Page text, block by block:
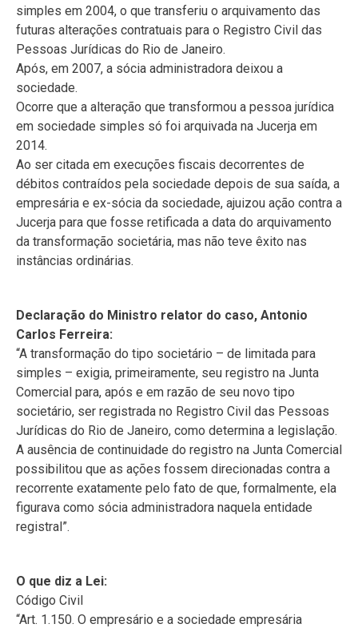
simples em 2004, o que transferiu o arquivamento das
futuras alterações contratuais para o Registro Civil das
Pessoas Jurídicas do Rio de Janeiro.
Após, em 2007, a sócia administradora deixou a
sociedade.
Ocorre que a alteração que transformou a pessoa jurídica
em sociedade simples só foi arquivada na Jucerja em
2014.
Ao ser citada em execuções fiscais decorrentes de
débitos contraídos pela sociedade depois de sua saída, a
empresária e ex-sócia da sociedade, ajuizou ação contra a
Jucerja para que fosse retificada a data do arquivamento
da transformação societária, mas não teve êxito nas
instâncias ordinárias.
Declaração do Ministro relator do caso, Antonio
Carlos Ferreira:
“A transformação do tipo societário – de limitada para
simples – exigia, primeiramente, seu registro na Junta
Comercial para, após e em razão de seu novo tipo
societário, ser registrada no Registro Civil das Pessoas
Jurídicas do Rio de Janeiro, como determina a legislação.
A ausência de continuidade do registro na Junta Comercial
possibilitou que as ações fossem direcionadas contra a
recorrente exatamente pelo fato de que, formalmente, ela
figurava como sócia administradora naquela entidade
registral”.
O que diz a Lei:
Código Civil
“Art. 1.150. O empresário e a sociedade empresária